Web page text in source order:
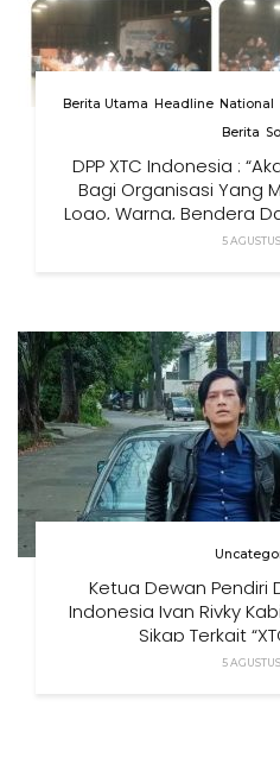
Berita Utama Headline National
Berita
DPP XTC Indonesia :
Bagi Organisasi Yang
Logo, Warna, Bendera
Izin”
5
Ketua Dewan Pendiri
Indonesia Ivan Rivky
Sikap Terkait
5